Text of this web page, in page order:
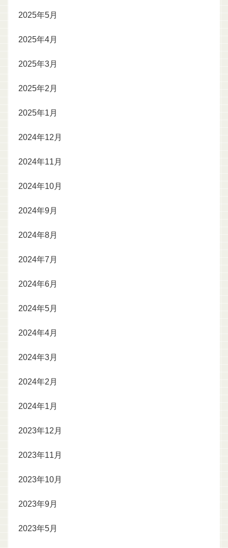
2025年5月
2025年4月
2025年3月
2025年2月
2025年1月
2024年12月
2024年11月
2024年10月
2024年9月
2024年8月
2024年7月
2024年6月
2024年5月
2024年4月
2024年3月
2024年2月
2024年1月
2023年12月
2023年11月
2023年10月
2023年9月
2023年5月